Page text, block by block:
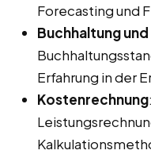
Forecasting und
Buchhaltung
Erfahrung in der
Kostenrechnung